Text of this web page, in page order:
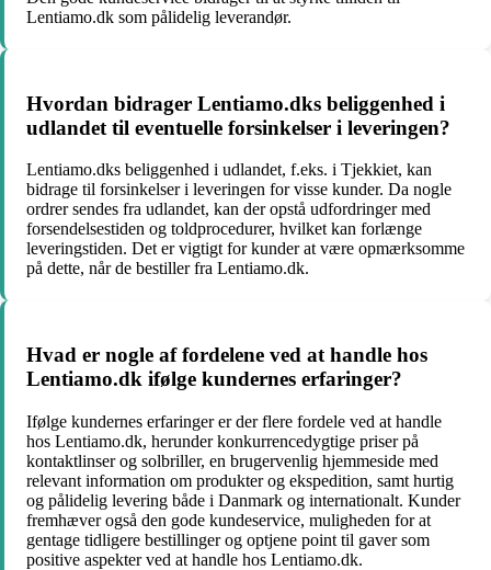
Lentiamo.dk som pålidelig leverandør.
Hvordan bidrager Lentiamo.dks beliggenhed i
udlandet til eventuelle forsinkelser i leveringen?
Lentiamo.dks beliggenhed i udlandet, f.eks. i Tjekkiet, kan
bidrage til forsinkelser i leveringen for visse kunder. Da nogle
ordrer sendes fra udlandet, kan der opstå udfordringer med
forsendelsestiden og toldprocedurer, hvilket kan forlænge
leveringstiden. Det er vigtigt for kunder at være opmærksomme
på dette, når de bestiller fra Lentiamo.dk.
Hvad er nogle af fordelene ved at handle hos
Lentiamo.dk ifølge kundernes erfaringer?
Ifølge kundernes erfaringer er der flere fordele ved at handle
hos Lentiamo.dk, herunder konkurrencedygtige priser på
kontaktlinser og solbriller, en brugervenlig hjemmeside med
relevant information om produkter og ekspedition, samt hurtig
og pålidelig levering både i Danmark og internationalt. Kunder
fremhæver også den gode kundeservice, muligheden for at
gentage tidligere bestillinger og optjene point til gaver som
positive aspekter ved at handle hos Lentiamo.dk.